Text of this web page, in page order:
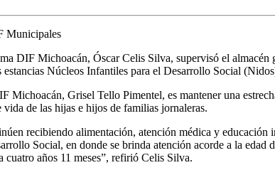
Municipales
DIF Michoacán, Óscar Celis Silva, supervisó el almacén
Núcleos Infantiles para el Desarrollo Social
Grisel Tello Pimentel, es mantener una
de las hijas e hijos de familias jornaleras.
recibiendo alimentación, atención médica y
Social, en donde se brinda atención acorde a la edad
cuatro años 11 meses”, refirió Celis Silva.